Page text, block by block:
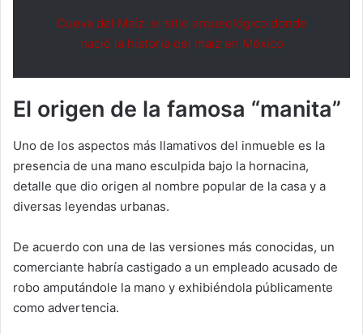
Cueva del Maíz: el sitio arqueológico donde
nació la historia del maíz en México
El origen de la famosa “manita”
Uno de los aspectos más llamativos del inmueble es la
presencia de una mano esculpida bajo la hornacina,
detalle que dio origen al nombre popular de la casa y a
diversas leyendas urbanas.
De acuerdo con una de las versiones más conocidas, un
comerciante habría castigado a un empleado acusado de
robo amputándole la mano y exhibiéndola públicamente
como advertencia.